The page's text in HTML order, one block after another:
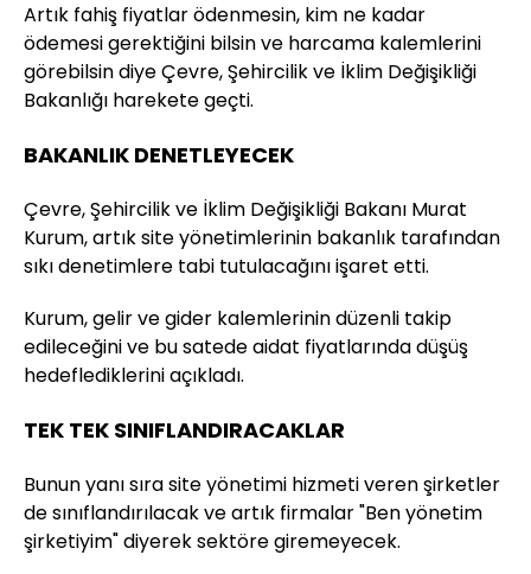
Artık fahiş fiyatlar ödenmesin, kim ne kadar
ödemesi gerektiğini bilsin ve harcama kalemlerini
görebilsin diye Çevre, Şehircilik ve İklim Değişikliği
Bakanlığı harekete geçti.
BAKANLIK DENETLEYECEK
Çevre, Şehircilik ve İklim Değişikliği Bakanı Murat
Kurum, artık site yönetimlerinin bakanlık tarafından
sıkı denetimlere tabi tutulacağını işaret etti.
Kurum, gelir ve gider kalemlerinin düzenli takip
edileceğini ve bu satede aidat fiyatlarında düşüş
hedeflediklerini açıkladı.
TEK TEK SINIFLANDIRACAKLAR
Bunun yanı sıra site yönetimi hizmeti veren şirketler
de sınıflandırılacak ve artık firmalar "Ben yönetim
şirketiyim" diyerek sektöre giremeyecek.